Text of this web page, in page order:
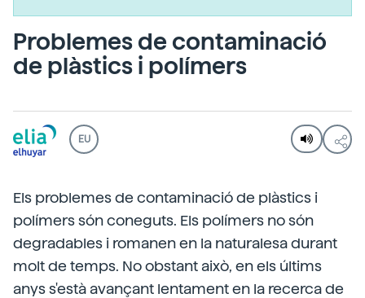
Problemes de contaminació
de plàstics i polímers
EU
Els problemes de contaminació de plàstics i
polímers són coneguts. Els polímers no són
degradables i romanen en la naturalesa durant
molt de temps. No obstant això, en els últims
anys s'està avançant lentament en la recerca de